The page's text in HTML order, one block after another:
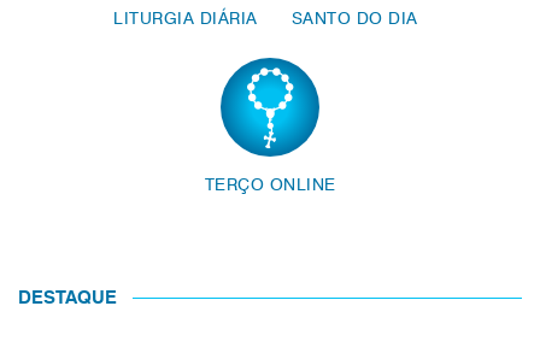
LITURGIA DIÁRIA SANTO DO DIA
TERÇO ONLINE
DESTAQUE